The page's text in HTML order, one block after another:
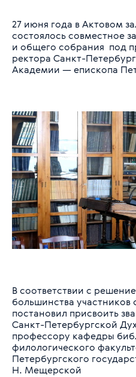
27 июня года в Актовом
состоялось совместное
и общего собрания под
ректора Санкт-
Академии — епископа
В соответствии с
большинства участников
постановил присвоить
Санкт-Петербургской
профессору кафедры
филологического
Петербургского
Н. Мещерской